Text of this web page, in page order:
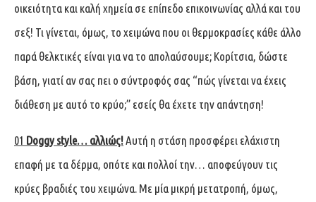
οικειότητα και καλή χημεία σε επίπεδο επικοινωνίας αλλά και του
σεξ! Τι γίνεται, όμως, το χειμώνα που οι θερμοκρασίες κάθε άλλο
παρά θελκτικές είναι για να το απολαύσουμε; Κορίτσια, δώστε
βάση, γιατί αν σας πει ο σύντροφός σας “πώς γίνεται να έχεις
διάθεση με αυτό το κρύο;” εσείς θα έχετε την απάντηση!
01 Doggystyle… αλλιώς!Αυτή η στάση προσφέρει ελάχιστη
επαφή με τα δέρμα, οπότε και πολλοί την… αποφεύγουν τις
κρύες βραδιές του χειμώνα. Με μία μικρή μετατροπή, όμως,